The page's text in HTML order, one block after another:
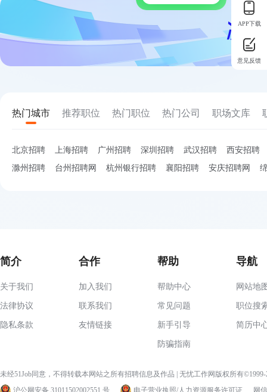
热门城市 推荐职位 热门职位 热门公司 职场文库
北京招聘 上海招聘 广州招聘 深圳招聘 武汉招聘
西安招聘
滁州招聘
台州招聘网 杭州银行招聘 襄阳招聘 安庆招聘网
简介
关于我们
法律协议
隐私条款
合作
加入我们
联系我们
友情链接
帮助
帮助中心
常见问题
新手引导
防骗指南
导航
网站地
职位搜
简历中
未经51Job同意，不得转载本网站之所有招聘信息及作品 | 无忧工作网版权所有
沪公网安备 31011502002551 号
电子营业执照/人力资源服务许可证 网
APP下载
意见反馈